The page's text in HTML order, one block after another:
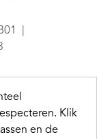
Klik
en de